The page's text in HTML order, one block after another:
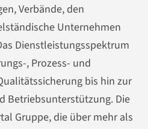
Verbände, den
Unternehmen
Dienstleistungsspektrum
, Prozess- und
bis hin zur
Betriebsunterstützung. Die
Gruppe, die über mehr als